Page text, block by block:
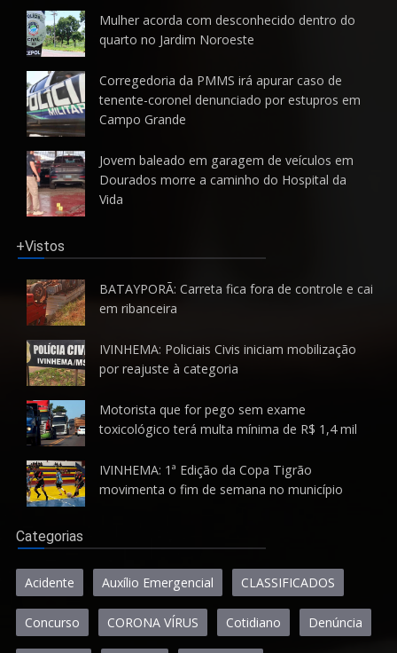
Mulher acorda com desconhecido dentro do
quarto no Jardim Noroeste
Corregedoria da PMMS irá apurar caso de
tenente-coronel denunciado por estupros em
Campo Grande
Jovem baleado em garagem de veículos em
Dourados morre a caminho do Hospital da
Vida
+Vistos
BATAYPORÃ: Carreta fica fora de controle e cai
em ribanceira
IVINHEMA: Policiais Civis iniciam mobilização
por reajuste à categoria
Motorista que for pego sem exame
toxicológico terá multa mínima de R$ 1,4 mil
IVINHEMA: 1ª Edição da Copa Tigrão
movimenta o fim de semana no município
Categorias
Acidente Auxílio Emergencial CLASSIFICADOS
Concurso CORONA VÍRUS Cotidiano Denúncia